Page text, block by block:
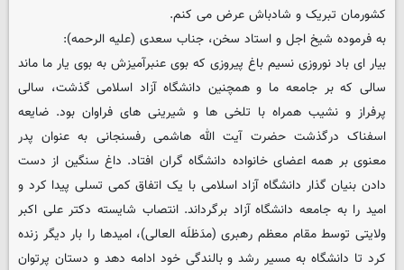
کشورمان تبریک و شادباش عرض می کنم.
به فرموده شیخ اجل و استاد سخن، جناب سعدی (علیه الرحمه):
بیار ای باد نوروزی نسیم باغ پیروزی که بوی عنبرآمیزش به بوی یار ما ماند
سالی که بر جامعه ما و همچنین دانشگاه آزاد اسلامی گذشت، سالی
پرفراز و نشیب همراه با تلخی ها و شیرینی های فراوان بود. ضایعه
اسفناک درگذشت حضرت آیت الله هاشمی رفسنجانی به عنوان پدر
معنوی بر همه اعضای خانواده دانشگاه گران افتاد. داغ سنگین از دست
دادن بنیان گذار دانشگاه آزاد اسلامی با یک اتفاق کمی تسلی پیدا کرد و
امید را به جامعه دانشگاه آزاد برگرداند. انتصاب شایسته دکتر علی اکبر
ولایتی توسط مقام معظم رهبری (مدَظلَه العالی)، امیدها را بار دیگر زنده
کرد تا دانشگاه به مسیر رشد و بالندگی خود ادامه دهد و دستان پرتوان